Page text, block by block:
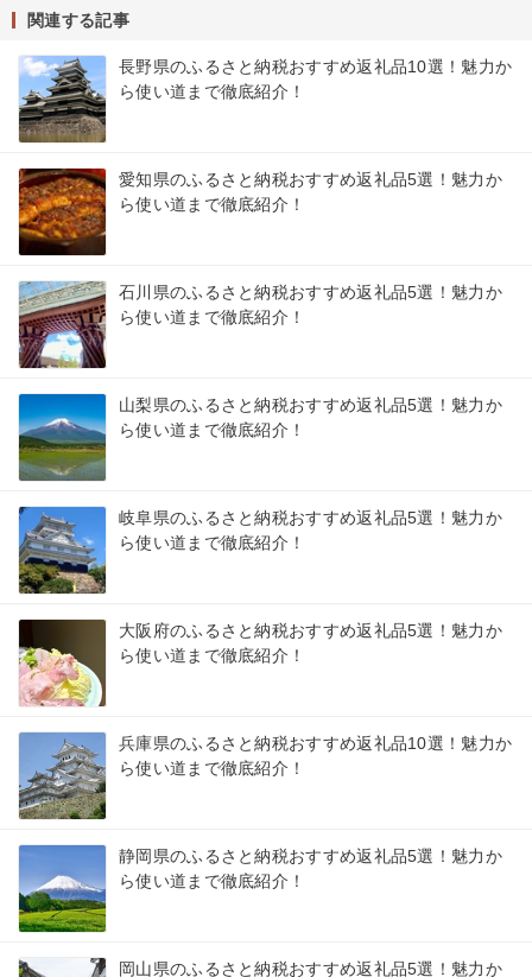
関連する記事
長野県のふるさと納税おすすめ返礼品10選！魅力か
ら使い道まで徹底紹介！
愛知県のふるさと納税おすすめ返礼品5選！魅力か
ら使い道まで徹底紹介！
石川県のふるさと納税おすすめ返礼品5選！魅力か
ら使い道まで徹底紹介！
山梨県のふるさと納税おすすめ返礼品5選！魅力か
ら使い道まで徹底紹介！
岐阜県のふるさと納税おすすめ返礼品5選！魅力か
ら使い道まで徹底紹介！
大阪府のふるさと納税おすすめ返礼品5選！魅力か
ら使い道まで徹底紹介！
兵庫県のふるさと納税おすすめ返礼品10選！魅力か
ら使い道まで徹底紹介！
静岡県のふるさと納税おすすめ返礼品5選！魅力か
ら使い道まで徹底紹介！
岡山県のふるさと納税おすすめ返礼品5選！魅力か